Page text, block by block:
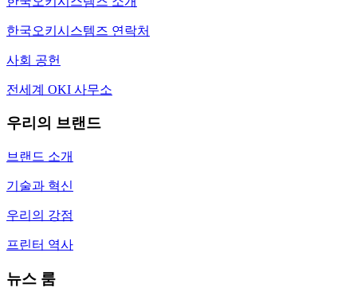
한국오키시스템즈 연락처
사회 공헌
전세계 OKI 사무소
우리의 브랜드
브랜드 소개
기술과 혁신
우리의 강점
프린터 역사
뉴스 룸